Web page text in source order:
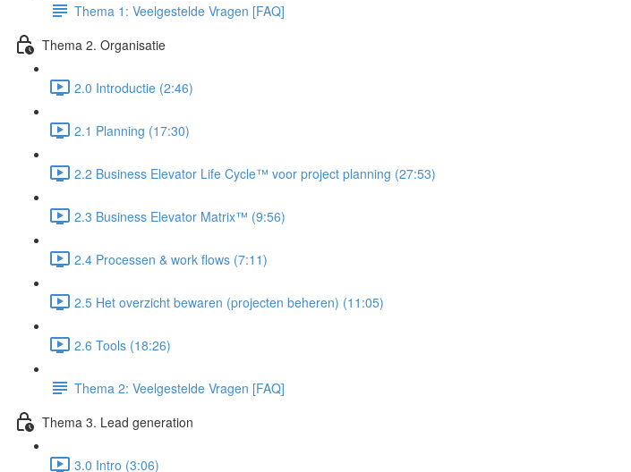
Thema 1: Veelgestelde Vragen [FAQ]
Thema 2. Organisatie
2.0 Introductie (2:46)
2.1 Planning (17:30)
2.2 Business Elevator Life Cycle™ voor project planning (27:53)
2.3 Business Elevator Matrix™ (9:56)
2.4 Processen & work flows (7:11)
2.5 Het overzicht bewaren (projecten beheren) (11:05)
2.6 Tools (18:26)
Thema 2: Veelgestelde Vragen [FAQ]
Thema 3. Lead generation
3.0 Intro (3:06)